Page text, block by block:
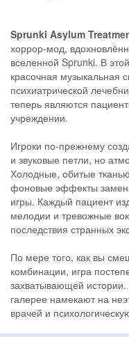
Sprunki Asylum
хоррор-мод,
вселенной Sprunki. В
красочная
психиатрической
теперь являются
учреждении.
Игроки по-прежнему
и звуковые петли, но
Холодные, обитые
фоновые эффекты
игры. Каждый пациент
мелодии и тревожные
последствия странных
По мере того, как вы
комбинации, игра
захватывающей
галерее намекают на
врачей и